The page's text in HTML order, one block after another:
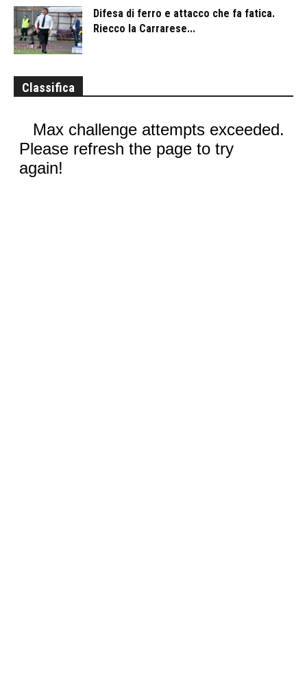
Difesa di ferro e attacco che fa fatica.
Riecco la Carrarese...
Classifica